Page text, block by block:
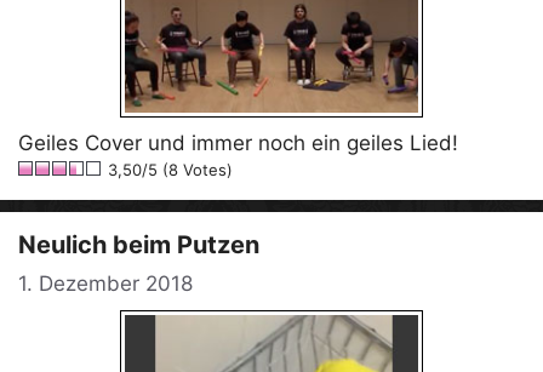
Geiles Cover und immer noch ein geiles Lied!
3,50/5 (8 Votes)
Neulich beim Putzen
1. Dezember 2018